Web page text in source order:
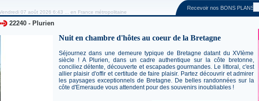
07 août 2026 6:43 ... en France métropolitaine
Recevoir nos BONS PLANS
22240- Plurien
Nuit en chambre d'hôtes au coeur de la Bretagne
Séjournez dans une demeure typique de Bretagne datant du XVIème
siècle ! A Plurien, dans un cadre authentique sur la côte bretonne,
conciliez détente, découverte et escapades gourmandes. Le littoral, c'est
allier plaisir d'offir et certitude de faire plaisir. Partez découvrir et admirer
les paysages exceptionnels de Bretagne. De belles randonnées sur la
côte d'Emeraude vous attendent pour des souvenirs inoubliables !